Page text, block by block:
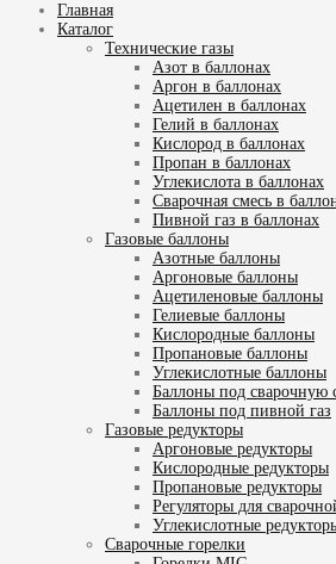
Главная
Каталог
Технические газы
Азот в баллонах
Аргон в баллонах
Ацетилен в баллонах
Гелий в баллонах
Кислород в баллонах
Пропан в баллонах
Углекислота в баллонах
Сварочная смесь в
Пивной газ в баллонах
Газовые баллоны
Азотные баллоны
Аргоновые баллоны
Ацетиленовые баллоны
Гелиевые баллоны
Кислородные баллоны
Пропановые баллоны
Углекислотные баллоны
Баллоны под сварочную
Баллоны под пивной газ
Газовые редукторы
Аргоновые редукторы
Кислородные редукторы
Пропановые редукторы
Регуляторы для
Углекислотные
Сварочные горелки